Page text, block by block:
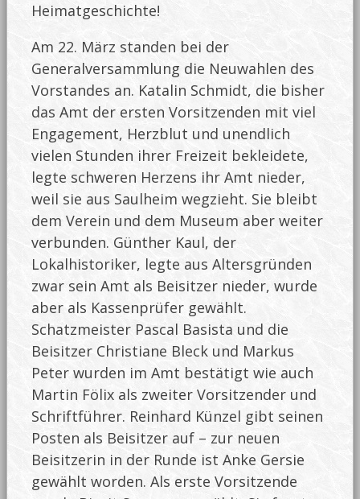
Heimatgeschichte!
Am 22. März standen bei der
Generalversammlung die Neuwahlen des
Vorstandes an. Katalin Schmidt, die bisher
das Amt der ersten Vorsitzenden mit viel
Engagement, Herzblut und unendlich
vielen Stunden ihrer Freizeit bekleidete,
legte schweren Herzens ihr Amt nieder,
weil sie aus Saulheim wegzieht. Sie bleibt
dem Verein und dem Museum aber weiter
verbunden. Günther Kaul, der
Lokalhistoriker, legte aus Altersgründen
zwar sein Amt als Beisitzer nieder, wurde
aber als Kassenprüfer gewählt.
Schatzmeister Pascal Basista und die
Beisitzer Christiane Bleck und Markus
Peter wurden im Amt bestätigt wie auch
Martin Fölix als zweiter Vorsitzender und
Schriftführer. Reinhard Künzel gibt seinen
Posten als Beisitzer auf – zur neuen
Beisitzerin in der Runde ist Anke Gersie
gewählt worden. Als erste Vorsitzende